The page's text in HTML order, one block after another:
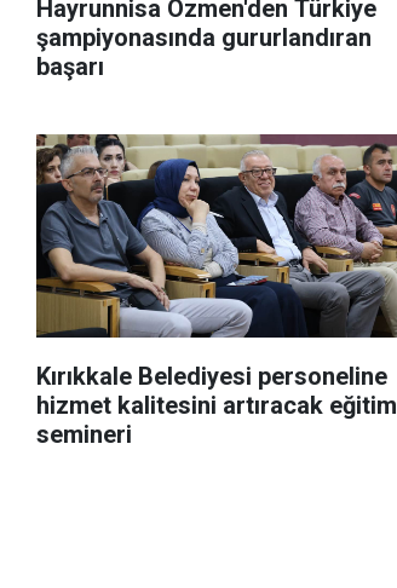
Hayrunnisa Özmen'den Türkiye
şampiyonasında gururlandıran
başarı
Kırıkkale Belediyesi personeline
hizmet kalitesini artıracak eğitim
semineri